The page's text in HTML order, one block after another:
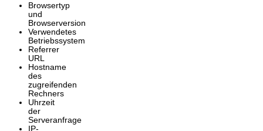
Browsertyp
und
Browserversion
Verwendetes
Betriebssystem
Referrer
URL
Hostname
des
zugreifenden
Rechners
Uhrzeit
der
Serveranfrage
IP-